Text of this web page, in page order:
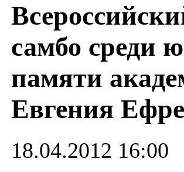
самбо среди
памяти
Евгения
18.04.2012 16:00